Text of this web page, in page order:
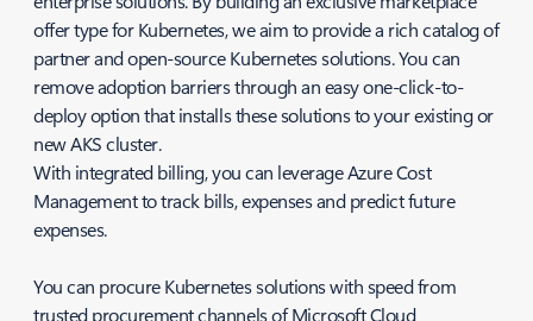
offer type for Kubernetes, we aim to provide a rich catalog of
partner and open-source Kubernetes solutions. You can
remove adoption barriers through an easy one-click-to-
deploy option that installs these solutions to your existing or
new AKS cluster.
With integrated billing, you can leverage Azure Cost
Management to track bills, expenses and predict future
expenses.
You can procure Kubernetes solutions with speed from
trusted procurement channels of Microsoft Cloud